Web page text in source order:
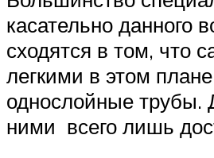
касательно данного
сходятся в том, что
легкими в этом
однослойные трубы.
ними всего лишь